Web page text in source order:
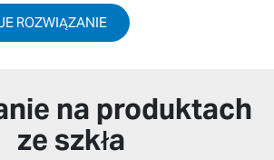
ROZWIĄZANIE
na produktach
ze szkła